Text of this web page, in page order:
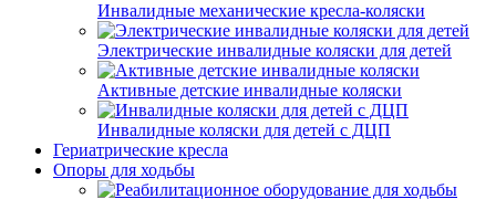
Инвалидные механические кресла-коляски
Электрические инвалидные коляски для детей
Активные детские инвалидные коляски
Инвалидные коляски для детей с ДЦП
Гериатрические кресла
Опоры для ходьбы